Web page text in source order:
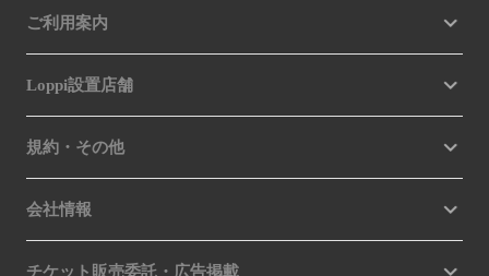
ご利用案内
Loppi設置店舗
規約・その他
会社情報
チケット販売委託・広告掲載